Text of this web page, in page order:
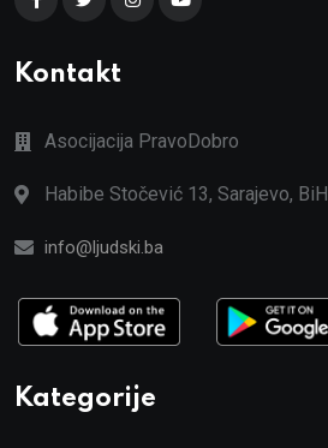
Kontakt
Asocijacija PravoDobro
Habibe Stočević 13, Sarajevo, BiH
info@ljudski.ba
Kategorije